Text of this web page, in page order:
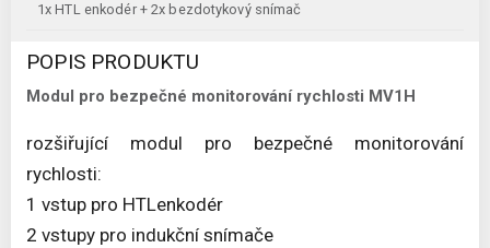
1x HTL enkodér + 2x bezdotykový snímač
POPIS PRODUKTU
Modul pro bezpečné monitorování rychlosti MV1H
rozšiřující modul pro bezpečné monitorování
rychlosti:
1 vstup pro HTLenkodér
2 vstupy pro indukční snímače